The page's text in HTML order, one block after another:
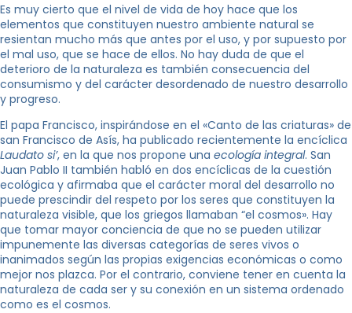
Es muy cierto que el nivel de vida de hoy hace que los
elementos que constituyen nuestro ambiente natural se
resientan mucho más que antes por el uso, y por supuesto por
el mal uso, que se hace de ellos. No hay duda de que el
deterioro de la naturaleza es también consecuencia del
consumismo y del carácter desordenado de nuestro desarrollo
y progreso.
El papa Francisco, inspirándose en el «Canto de las criaturas» de
san Francisco de Asís, ha publicado recientemente la encíclica
Laudato si’, en la que nos propone una ecología integral. San
Juan Pablo II también habló en dos encíclicas de la cuestión
ecológica y afirmaba que el carácter moral del desarrollo no
puede prescindir del respeto por los seres que constituyen la
naturaleza visible, que los griegos llamaban “el cosmos». Hay
que tomar mayor conciencia de que no se pueden utilizar
impunemente las diversas categorías de seres vivos o
inanimados según las propias exigencias económicas o como
mejor nos plazca. Por el contrario, conviene tener en cuenta la
naturaleza de cada ser y su conexión en un sistema ordenado
como es el cosmos.